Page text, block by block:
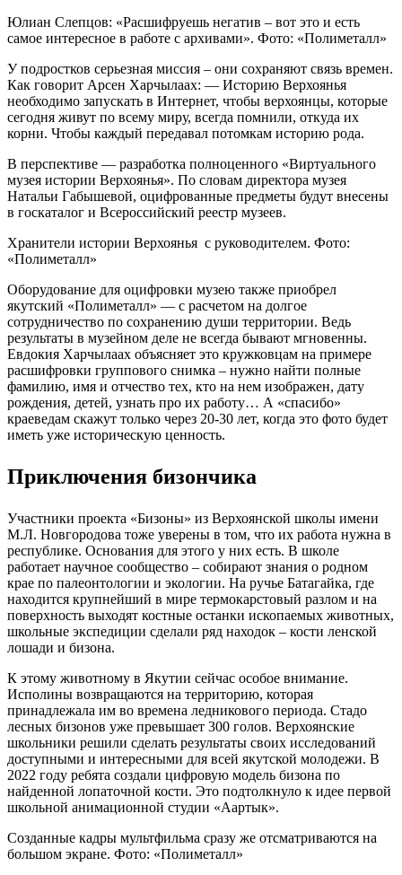
Юлиан Слепцов: «Расшифруешь негатив – вот это и есть
самое интересное в работе с архивами». Фото: «Полиметалл»
У подростков серьезная миссия – они сохраняют связь времен.
Как говорит Арсен Харчылаах: — Историю Верхоянья
необходимо запускать в Интернет, чтобы верхоянцы, которые
сегодня живут по всему миру, всегда помнили, откуда их
корни. Чтобы каждый передавал потомкам историю рода.
В перспективе — разработка полноценного «Виртуального
музея истории Верхоянья». По словам директора музея
Натальи Габышевой, оцифрованные предметы будут внесены
в госкаталог и Всероссийский реестр музеев.
Хранители истории Верхоянья с руководителем. Фото:
«Полиметалл»
Оборудование для оцифровки музею также приобрел
якутский «Полиметалл» — с расчетом на долгое
сотрудничество по сохранению души территории. Ведь
результаты в музейном деле не всегда бывают мгновенны.
Евдокия Харчылаах объясняет это кружковцам на примере
расшифровки группового снимка – нужно найти полные
фамилию, имя и отчество тех, кто на нем изображен, дату
рождения, детей, узнать про их работу… А «спасибо»
краеведам скажут только через 20-30 лет, когда это фото будет
иметь уже историческую ценность.
Приключения бизончика
Участники проекта «Бизоны» из Верхоянской школы имени
М.Л. Новгородова тоже уверены в том, что их работа нужна в
республике. Основания для этого у них есть. В школе
работает научное сообщество – собирают знания о родном
крае по палеонтологии и экологии. На ручье Батагайка, где
находится крупнейший в мире термокарстовый разлом и на
поверхность выходят костные останки ископаемых животных,
школьные экспедиции сделали ряд находок – кости ленской
лошади и бизона.
К этому животному в Якутии сейчас особое внимание.
Исполины возвращаются на территорию, которая
принадлежала им во времена ледникового периода. Стадо
лесных бизонов уже превышает 300 голов. Верхоянские
школьники решили сделать результаты своих исследований
доступными и интересными для всей якутской молодежи. В
2022 году ребята создали цифровую модель бизона по
найденной лопаточной кости. Это подтолкнуло к идее первой
школьной анимационной студии «Аартык».
Созданные кадры мультфильма сразу же отсматриваются на
большом экране. Фото: «Полиметалл»